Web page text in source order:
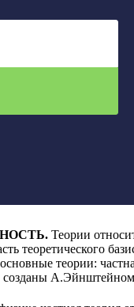
. Теории
теоретического
теории: